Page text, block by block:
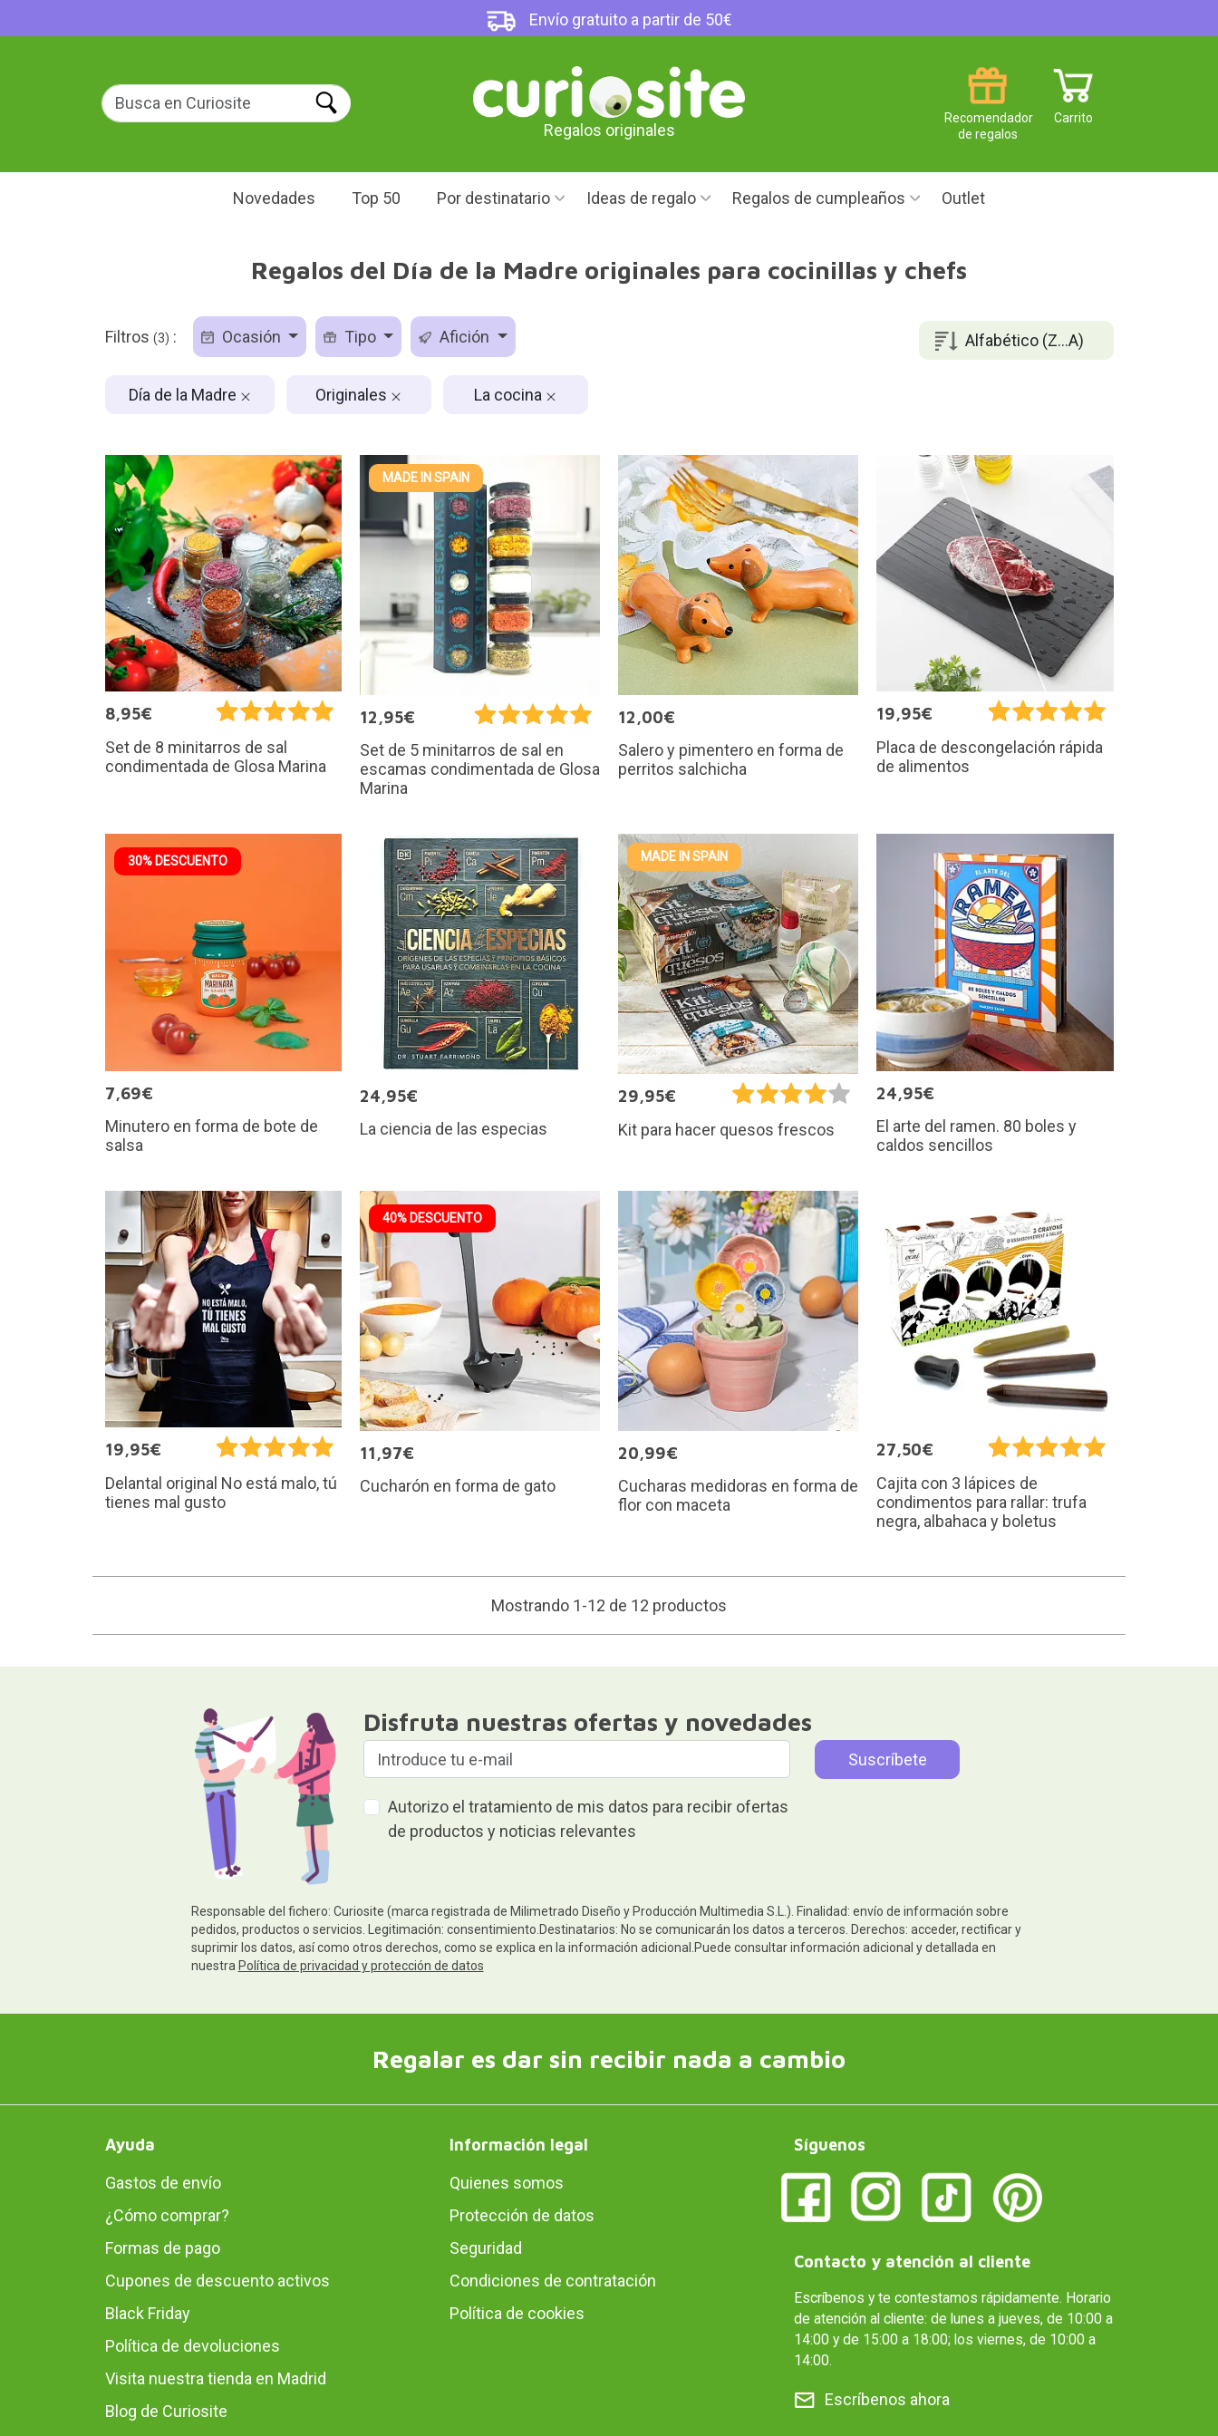
Envío gratuito a partir de 50€
Regalos originales
Carrito
Recomendador
de regalos
Novedades Top 50 Por destinatario Ideas de regalo Regalos de cumpleaños Outlet
Regalos del Día de la Madre originales para cocinillas y chefs
Alfabético (Z...A)
Filtros (3) : Ocasión Tipo Afición
Día de la Madre Originales La cocina
8,95€
Set de 8 minitarros de sal
condimentada de Glosa Marina
MADE IN SPAIN
12,95€
Set de 5 minitarros de sal en
escamas condimentada de Glosa
Marina
12,00€
Salero y pimentero en forma de
perritos salchicha
19,95€
Placa de descongelación rápida
de alimentos
30% DESCUENTO
7,69€
Minutero en forma de bote de
salsa
24,95€
La ciencia de las especias
MADE IN SPAIN
29,95€
Kit para hacer quesos frescos
24,95€
El arte del ramen. 80 boles y
caldos sencillos
19,95€
Delantal original No está malo, tú
tienes mal gusto
40% DESCUENTO
11,97€
Cucharón en forma de gato
20,99€
Cucharas medidoras en forma de
flor con maceta
27,50€
Cajita con 3 lápices de
condimentos para rallar: trufa
negra, albahaca y boletus
Mostrando 1-12 de 12 productos
Disfruta nuestras ofertas y novedades
Autorizo el tratamiento de mis datos para recibir ofertas
de productos y noticias relevantes
Responsable del fichero: Curiosite (marca registrada de Milimetrado Diseño y Producción Multimedia S.L.). Finalidad: envío de información sobre
pedidos, productos o servicios. Legitimación: consentimiento.Destinatarios: No se comunicarán los datos a terceros. Derechos: acceder, rectificar y
suprimir los datos, así como otros derechos, como se explica en la información adicional.Puede consultar información adicional y detallada en
nuestra Política de privacidad y protección de datos
Regalar es dar sin recibir nada a cambio
Ayuda
Gastos de envío
¿Cómo comprar?
Formas de pago
Cupones de descuento activos
Black Friday
Política de devoluciones
Visita nuestra tienda en Madrid
Blog de Curiosite
Información legal
Quienes somos
Protección de datos
Seguridad
Condiciones de contratación
Política de cookies
Síguenos
Contacto y atención al cliente
Escríbenos y te contestamos rápidamente. Horario
de atención al cliente: de lunes a jueves, de 10:00 a
14:00 y de 15:00 a 18:00; los viernes, de 10:00 a
14:00.
Escríbenos ahora